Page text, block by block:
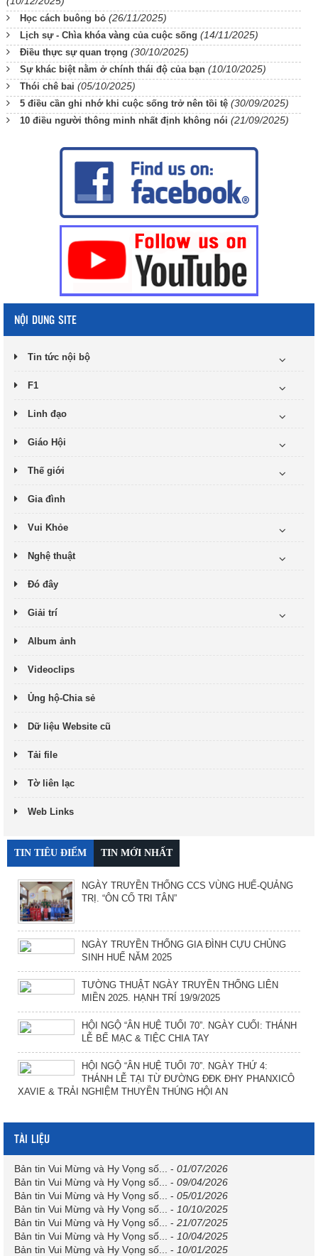
Học cách buông bỏ (26/11/2025)
Lịch sự - Chìa khóa vàng của cuộc sống (14/11/2025)
Điều thực sự quan trọng (30/10/2025)
Sự khác biệt nằm ở chính thái độ của bạn (10/10/2025)
Thói chê bai (05/10/2025)
5 điều cần ghi nhớ khi cuộc sống trở nên tồi tệ (30/09/2025)
10 điều người thông minh nhất định không nói (21/09/2025)
NỘI DUNG SITE
Tin tức nội bộ
F1
Linh đạo
Giáo Hội
Thế giới
Gia đình
Vui Khỏe
Nghệ thuật
Đó đây
Giải trí
Album ảnh
Videoclips
Ủng hộ-Chia sẻ
Dữ liệu Website cũ
Tải file
Tờ liên lạc
Web Links
TIN TIÊU ĐIỂM TIN MỚI NHẤT
NGÀY TRUYỀN THỐNG CCS VÙNG HUẾ-QUẢNG
TRỊ. “ÔN CỐ TRI TÂN”
NGÀY TRUYỀN THỐNG GIA ĐÌNH CỰU CHỦNG
SINH HUẾ NĂM 2025
TƯỜNG THUẬT NGÀY TRUYỀN THỐNG LIÊN
MIỀN 2025. HẠNH TRÍ 19/9/2025
HỘI NGỘ “ÂN HUỆ TUỔI 70”. NGÀY CUỐI: THÁNH
LỄ BẾ MẠC & TIỆC CHIA TAY
HỘI NGỘ “ÂN HUỆ TUỔI 70”. NGÀY THỨ 4:
THÁNH LỄ TẠI TỪ ĐƯỜNG ĐĐK ĐHY PHANXICÔ
XAVIE & TRẢI NGHIỆM THUYỀN THÚNG HỘI AN
TÀI LIỆU
Bản tin Vui Mừng và Hy Vọng số... - 01/07/2026
Bản tin Vui Mừng và Hy Vọng số...
- 09/04/2026
Bản tin Vui Mừng và Hy Vọng số...
- 05/01/2026
Bản tin Vui Mừng và Hy Vọng số...
- 10/10/2025
Bản tin Vui Mừng và Hy Vọng số...
- 21/07/2025
Bản tin Vui Mừng và Hy Vọng số...
- 10/04/2025
Bản tin Vui Mừng và Hy Vọng số...
- 10/01/2025